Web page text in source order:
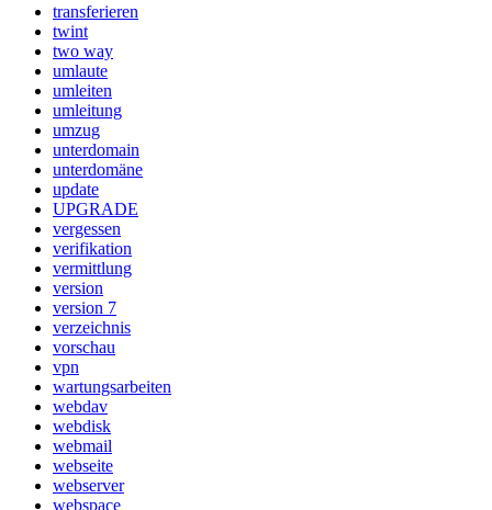
transferieren
twint
two way
umlaute
umleiten
umleitung
umzug
unterdomain
unterdomäne
update
UPGRADE
vergessen
verifikation
vermittlung
version
version 7
verzeichnis
vorschau
vpn
wartungsarbeiten
webdav
webdisk
webmail
webseite
webserver
webspace